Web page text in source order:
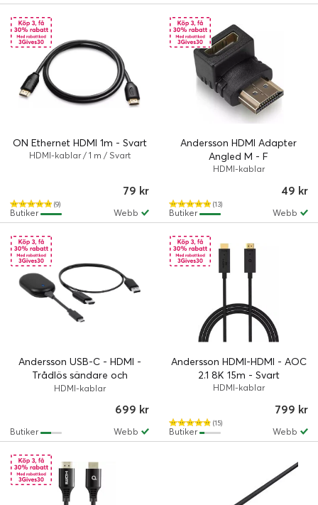
ON Ethernet HDMI 1m - Svart
HDMI-kablar / 1 m / Svart
(9)
79 kr
Webb
Butiker
Andersson HDMI Adapter
Angled M - F
HDMI-kablar
(13)
49 kr
Webb
Butiker
Andersson USB-C - HDMI -
Trådlös sändare och
mottagare
HDMI-kablar
699 kr
Webb
Butiker
Andersson HDMI-HDMI - AOC
2.1 8K 15m - Svart
HDMI-kablar
(15)
799 kr
Webb
Butiker